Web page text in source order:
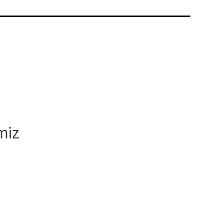
farklı alternatifler olmalı.